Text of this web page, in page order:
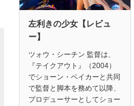
左利きの少女【レビュ
ー】
ツォウ・シーチン 監督は、
『テイクアウト』（2004）
でショーン・ベイカーと共同
で監督と脚本を務めて以降、
プロデューサーとしてショー